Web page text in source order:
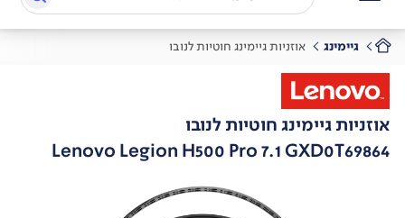
גיימינג אוזניות גיימינג חוטיות לנובו
אוזניות גיימינג חוטיות לנובו
Lenovo Legion H500 Pro 7.1 GXD0T69864